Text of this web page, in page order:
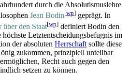
durch die Absolutismus­lehre
Jean Bodin[wp] geprägt. In
über den Staat[wp] definiert Bodin den
Letzt­entscheidungs­befugnis im
der absoluten Herrschaft sollte diese
zukommen, prinzipiell unteilbar
Recht auch gegen den
setzen zu können.